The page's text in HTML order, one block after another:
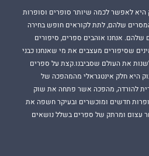
היא לאפשר לכמה שיותר סופרים וסופרות
שלהם, לתת לקוראים חופש בחירה
שלהם. אנחנו אוהבים ספרים, סיפורים
שסיפורים מעצבים את מי שאנחנו כבני
את העולם שסביבנו.קצת על ספרים
היא חלק אינטגראלי מהמהפכה של
להורדה, מהפכה אשר פתחה את שוק
חדשים ומוכשרים ובעיקר חשפה את
עצום ומרתק של ספרים בשלל נושאים